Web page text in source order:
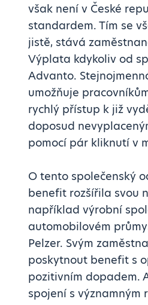
však není v České
standardem. Tím se
jistě, stává
Výplata kdykoliv od
Advanto.
umožňuje
rychlý přístup k již
doposud
pomocí pár kliknutí v
O tento společenský
benefit rozšířila svou
například výrobní
automobilovém
Pelzer. Svým
poskytnout benefit s
pozitivním dopadem.
spojení s významným